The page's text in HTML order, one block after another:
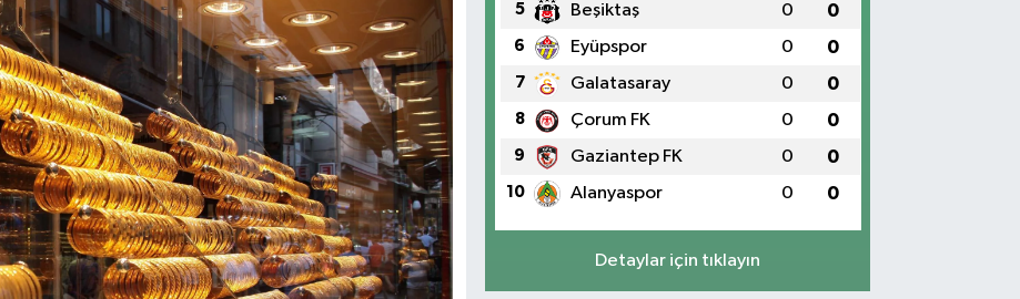
5 Beşiktaş 0 0
6 Eyüpspor 0 0
7 Galatasaray 0 0
8 Çorum FK 0 0
9 Gaziantep FK 0 0
10 Alanyaspor 0 0
Detaylar için tıklayın